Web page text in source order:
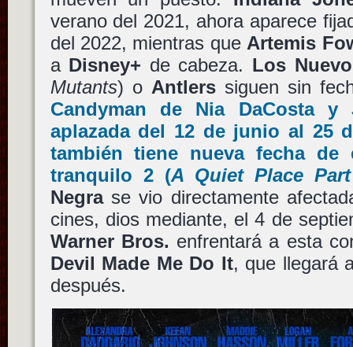
verano del 2021, ahora aparece
del 2022, mientras que Artemis
a Disney+ de cabeza. Los
Mutants) o Antlerssiguen sin
Candyman de Nia DaCostay
aplazada del 12 de junio al 25
también tiene nueva fecha
tranquilo 2(A Quiet Place
Negrase vio directamente
cines, dios mediante, el 4 de
Warner Bros. enfrentará a esta
Devil Made Me Do It, que llegará
después.